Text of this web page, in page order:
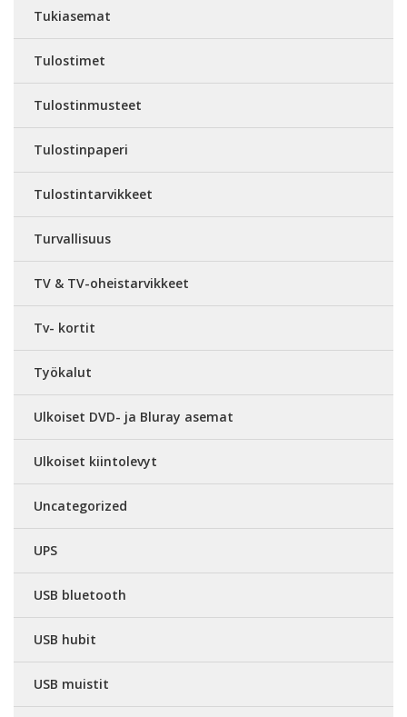
Tukiasemat
Tulostimet
Tulostinmusteet
Tulostinpaperi
Tulostintarvikkeet
Turvallisuus
TV & TV-oheistarvikkeet
Tv- kortit
Työkalut
Ulkoiset DVD- ja Bluray asemat
Ulkoiset kiintolevyt
Uncategorized
UPS
USB bluetooth
USB hubit
USB muistit